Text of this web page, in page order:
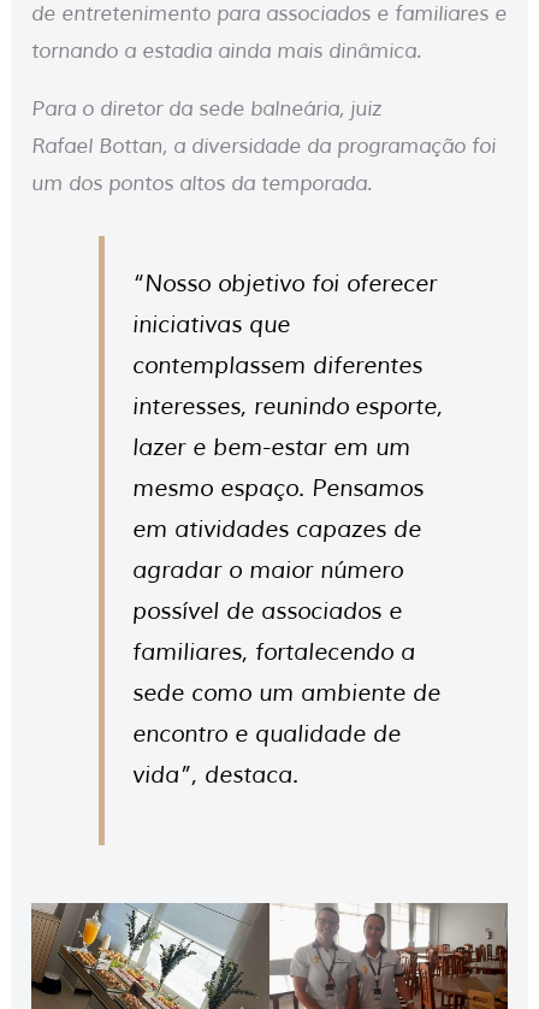
de entretenimento para associados e familiares e
tornando a estadia ainda mais dinâmica.
Para o diretor da sede balneária, juiz
Rafael Bottan, a diversidade da programação foi
um dos pontos altos da temporada.
“Nosso objetivo foi oferecer
iniciativas que
contemplassem diferentes
interesses, reunindo esporte,
lazer e bem-estar em um
mesmo espaço. Pensamos
em atividades capazes de
agradar o maior número
possível de associados e
familiares, fortalecendo a
sede como um ambiente de
encontro e qualidade de
vida”, destaca.